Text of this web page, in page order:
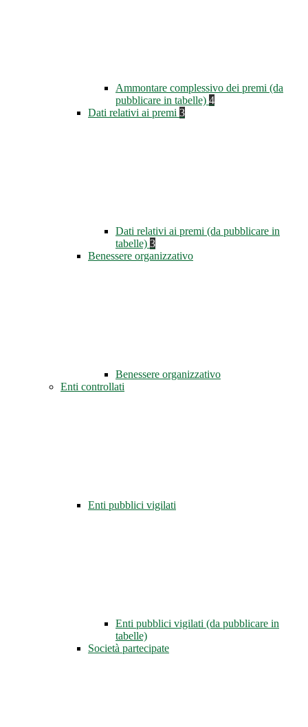
Ammontare complessivo dei premi (da
pubblicare in tabelle) 4
Dati relativi ai premi 3
Dati relativi ai premi (da pubblicare in
tabelle) 3
Benessere organizzativo
Benessere organizzativo
Enti controllati
Enti pubblici vigilati
Enti pubblici vigilati (da pubblicare in
tabelle)
Società partecipate